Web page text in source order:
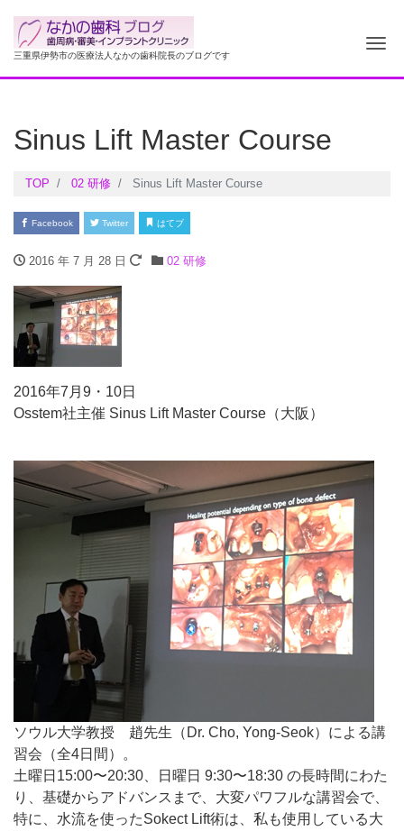
三重県伊勢市の医療法人なかの歯科院長のブログです ナ
Sinus Lift Master Course
TOP 02 研修 Sinus Lift Master Course
Facebook Twitter はてブ
2016 年 7 月 28 日 02 研修
2016年7月9・10日
Osstem社主催 Sinus Lift Master Course（大阪）
ソウル大学教授 趙先生（Dr. Cho, Yong-Seok）による講
習会（全4日間）。
土曜日15:00〜20:30、日曜日 9:30〜18:30 の長時間にわた
り、基礎からアドバンスまで、大変パワフルな講習会で、
特に、水流を使ったSokect Lift術は、私も使用している大